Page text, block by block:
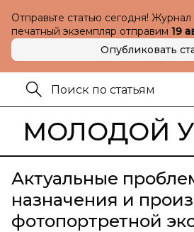
Отправьте статью сегодня!
печатный экземпляр отправим 19
Опубликовать
МОЛОДОЙ
Актуальные
назначения и
фотопортретной